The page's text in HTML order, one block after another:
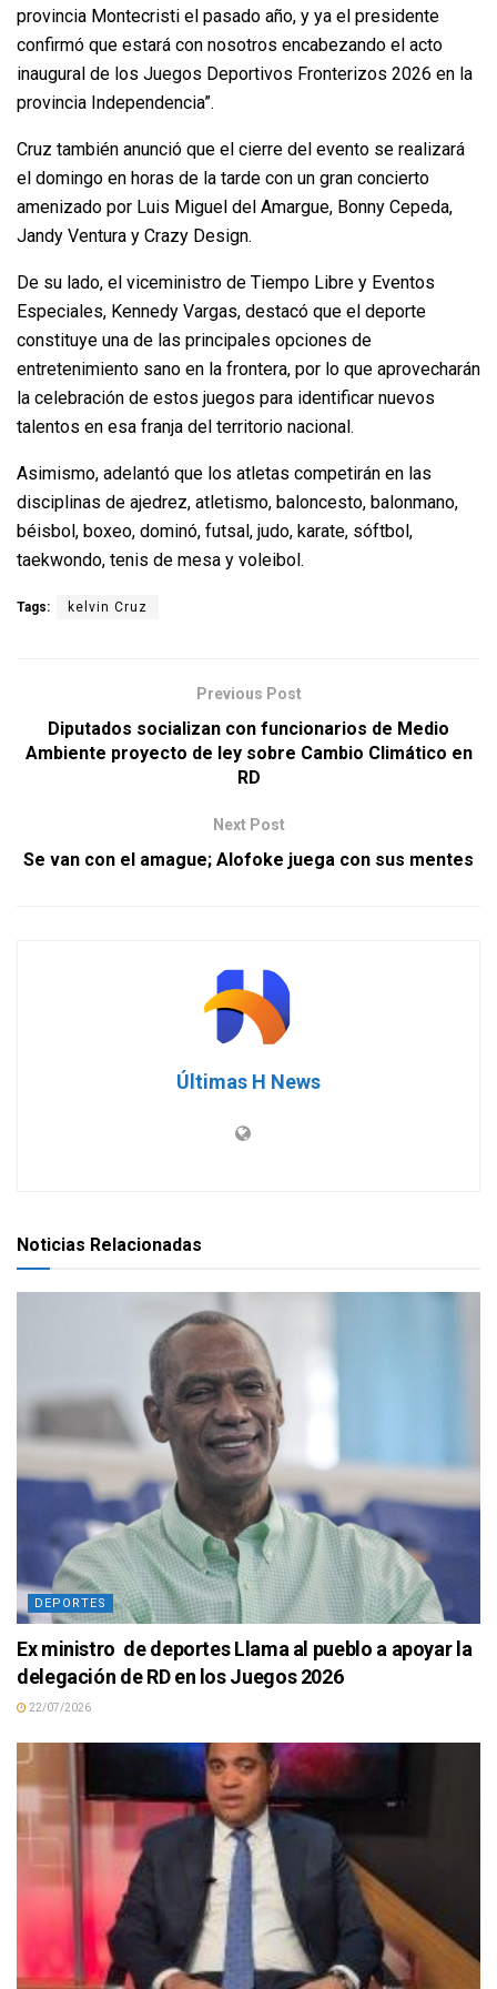
provincia Montecristi el pasado año, y ya el presidente
confirmó que estará con nosotros encabezando el acto
inaugural de los Juegos Deportivos Fronterizos 2026 en la
provincia Independencia”.
Cruz también anunció que el cierre del evento se realizará
el domingo en horas de la tarde con un gran concierto
amenizado por Luis Miguel del Amargue, Bonny Cepeda,
Jandy Ventura y Crazy Design.
De su lado, el viceministro de Tiempo Libre y Eventos
Especiales, Kennedy Vargas, destacó que el deporte
constituye una de las principales opciones de
entretenimiento sano en la frontera, por lo que aprovecharán
la celebración de estos juegos para identificar nuevos
talentos en esa franja del territorio nacional.
Asimismo, adelantó que los atletas competirán en las
disciplinas de ajedrez, atletismo, baloncesto, balonmano,
béisbol, boxeo, dominó, futsal, judo, karate, sóftbol,
taekwondo, tenis de mesa y voleibol.
Tags: kelvin Cruz
Previous Post
Diputados socializan con funcionarios de Medio
Ambiente proyecto de ley sobre Cambio Climático en
RD
Next Post
Se van con el amague; Alofoke juega con sus mentes
Últimas H News
Noticias Relacionadas
DEPORTES
Ex ministro de deportes Llama al pueblo a apoyar la
delegación de RD en los Juegos 2026
22/07/2026